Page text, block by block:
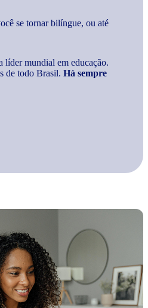
se tornar bilíngue, ou até
líder mundial em educação.
de todo Brasil. Há sempre